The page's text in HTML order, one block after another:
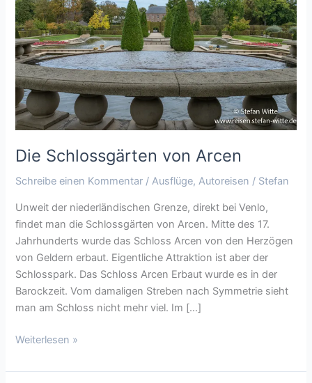
Die Schlossgärten von Arcen
Schreibe einen Kommentar /Ausflüge,Autoreisen / Stefan
Unweit der niederländischen Grenze, direkt bei Venlo,
findet man die Schlossgärten von Arcen. Mitte des 17.
Jahrhunderts wurde das Schloss Arcen von den Herzögen
von Geldern erbaut. Eigentliche Attraktion ist aber der
Schlosspark. Das Schloss Arcen Erbaut wurde es in der
Barockzeit. Vom damaligen Streben nach Symmetrie sieht
man am Schloss nicht mehr viel. Im […]
Weiterlesen »